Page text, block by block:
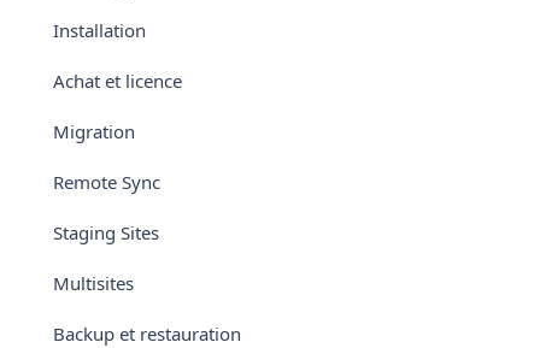
Installation
Achat et licence
Migration
Remote Sync
Staging Sites
Multisites
Backup et restauration